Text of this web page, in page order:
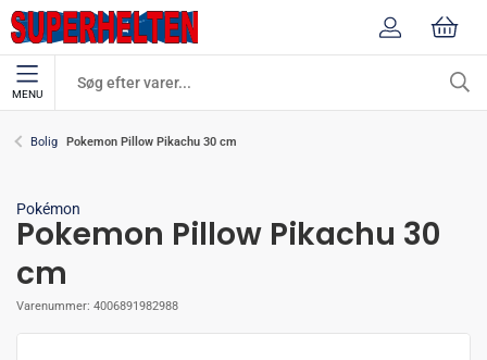
MENU
Bolig Pokemon Pillow Pikachu 30 cm
Pokémon
Pokemon Pillow Pikachu 30
cm
Varenummer: 4006891982988